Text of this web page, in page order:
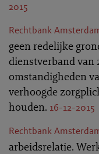
2015
Rechtbank
geen redelijke
dienstverband van
omstandigheden
verhoogde
houden. 16-12-2015
Rechtbank
arbeidsrelatie.